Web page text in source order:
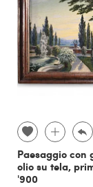
Paesaggio con
olio su tela,
'900